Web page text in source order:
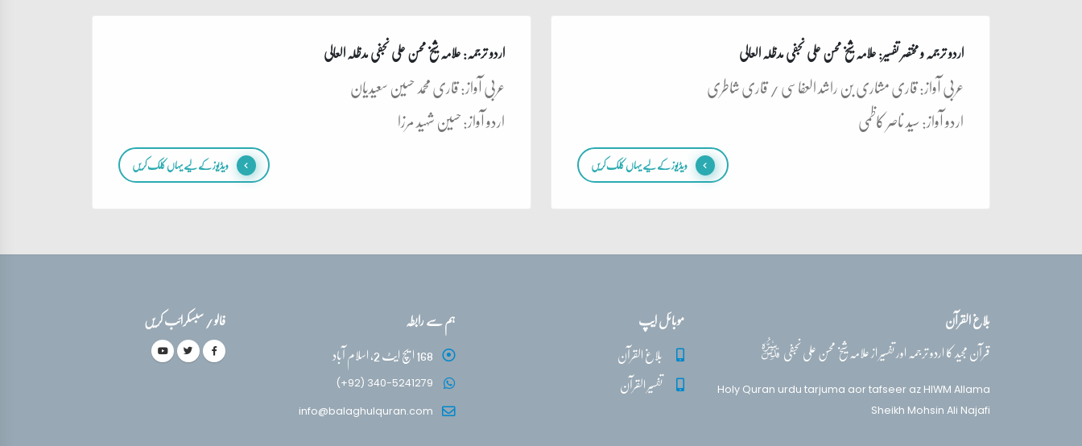
اردو ترجمہ و مختصر تفسیر: علامہ شیخ محسن علی نجفی مدظلہ العالی
عربی آواز: قاری مشاری بن راشد العفاسی / قاری شاطری
اردو آواز: سید ناصر کاظمی
ویڈیوز کے لیے یہاں کلک کریں
اردو ترجمہ: علامہ شیخ محسن علی نجفی مدظلہ العالی
عربی آواز: قاری محمد حسین سعیدیان
اردو آواز: حسین شہید مرزا
ویڈیوز کے لیے یہاں کلک کریں
بلاغ القرآن
قرآن مجید کا اردو ترجمہ اور تفسیر از علامہ شیخ محسن علی نجفیقدس‌سره
Holy Quran urdu tarjuma aor tafseer az HIWM Allama
Sheikh Mohsin Ali Najafi
موبائل ایپ
بلاغ القرآن
تفسیر القرآن
ہم سے رابطہ
168 ایچ ایٹ 2، اسلام آباد
(+92) 340-5241279
info@balaghulquran.com
فالو / سبسکرائب کریں